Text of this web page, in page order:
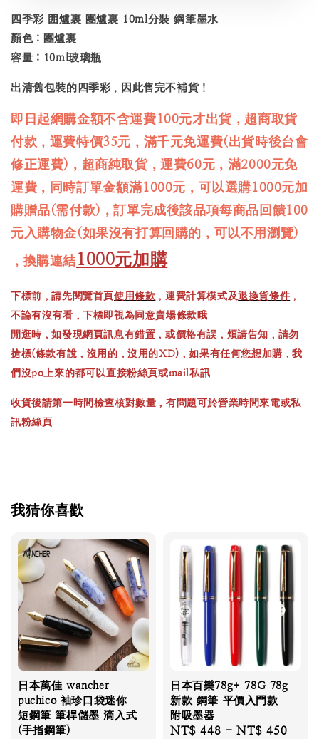
四季彩 囲爐裏 團爐裏 10ml分裝 鋼筆墨水
顏色：團爐裏
容量：10ml玻璃瓶
出清舊包裝的四季彩，因此售完不補貨！
即日起網購金額不含運費100元才出貨，超商取貨
付款，運費特價35元，滿千元免運費(出貨時後台會
修正運費)，超商純取貨，運費60元，滿2000元免
運費，同時訂單金額滿1000元，可以選購1000元加
購贈品(需付款)，訂單完成後該品項每商品回饋100
元入購物金(如果沒有打算回購的，可以不用瀏覽)
，換購連結1000元加購
下標前，請先閱覽首頁使用條款 ，運費計算模式及退換貨條件 ，
不論有沒有看，下標即視為同意賣場條款哦
閒逛時，如發現網頁訊息有錯置，或價格有誤，煩請告知，請勿
搶標(條款有說，沒用的，沒用的XD)，如果有任何您想加購，我
們沒po上來的都可以直接粉絲頁或mail私訊
收貨後請第一時間檢查核對數量，有問題可於營業時間來電或私
訊粉絲頁
我猜你喜歡
日本萬佳 wancher
puchico 袖珍口袋迷你
短鋼筆 筆桿儲墨 滴入式
(手指鋼筆)
日本百樂78g+ 78G 78g
新款 鋼筆 平價入門款
附吸墨器
Regular
NT$ 448 -NT$ 450